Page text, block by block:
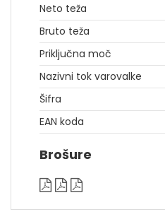
Neto teža
Bruto teža
Priključna moč
Nazivni tok varovalke
Šifra
EAN koda
Brošure